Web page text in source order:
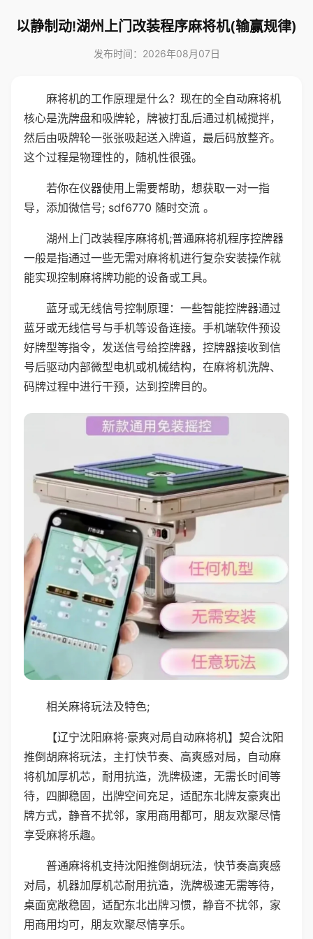
以静制动!湖州上门改装程序麻将机(输赢规律)
发布时间：2026年08月07日
麻将机的工作原理是什么？现在的全自动麻将机
核心是洗牌盘和吸牌轮，牌被打乱后通过机械搅拌，
然后由吸牌轮一张张吸起送入牌道，最后码放整齐。
这个过程是物理性的，随机性很强。
若你在仪器使用上需要帮助，想获取一对一指
导，添加微信号; sdf6770 随时交流 。
湖州上门改装程序麻将机;普通麻将机程序控牌器
一般是指通过一些无需对麻将机进行复杂安装操作就
能实现控制麻将牌功能的设备或工具。
蓝牙或无线信号控制原理：一些智能控牌器通过
蓝牙或无线信号与手机等设备连接。手机端软件预设
好牌型等指令，发送信号给控牌器，控牌器接收到信
号后驱动内部微型电机或机械结构，在麻将机洗牌、
码牌过程中进行干预，达到控牌目的。
相关麻将玩法及特色;
【辽宁沈阳麻将·豪爽对局自动麻将机】契合沈阳
推倒胡麻将玩法，主打快节奏、高爽感对局，自动麻
将机加厚机芯，耐用抗造，洗牌极速，无需长时间等
待，四脚稳固，出牌空间充足，适配东北牌友豪爽出
牌方式，静音不扰邻，家用商用都可，朋友欢聚尽情
享受麻将乐趣。
普通麻将机支持沈阳推倒胡玩法，快节奏高爽感
对局，机器加厚机芯耐用抗造，洗牌极速无需等待，
桌面宽敞稳固，适配东北出牌习惯，静音不扰邻，家
用商用均可，朋友欢聚尽情享乐。